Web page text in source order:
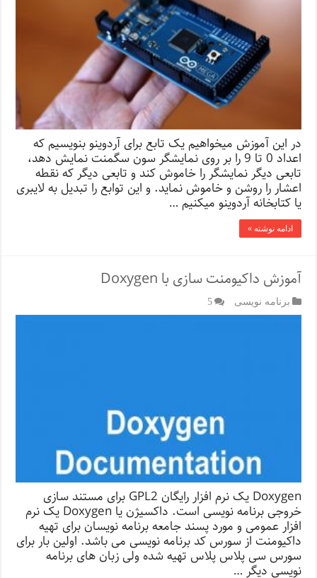
در این آموزش میخواهیم یک تابع برای آردوینو بنویسیم که
اعداد 0 تا 9 را بر روی نمایشگر سون سگمنت نمایش دهد،
تابعی دیگر نمایشگر را خاموش کند و تابعی دیگر که نقطه
اعشار را روشن و خاموش نماید. و این توابع را تبدیل به لایبری
یا کتابخانه آردوینو میکنیم …
ادامه نوشته »
آموزش داکیومنت سازی با Doxygen
برنامه نویسی 5
Doxygen یک نرم افزار رایگان GPL2 برای مستند سازی
خروجی برنامه نویسی است. داکسیژن یا Doxygen یک نرم
افزار عمومی و مورد پسند جامعه برنامه نویسان برای تهیه
داکیومنت از سورس کد برنامه نویسی می باشد. اولین بار برای
سورس سی پلاس پلاس تهیه شده ولی زبان های برنامه
نویسی دیگر …